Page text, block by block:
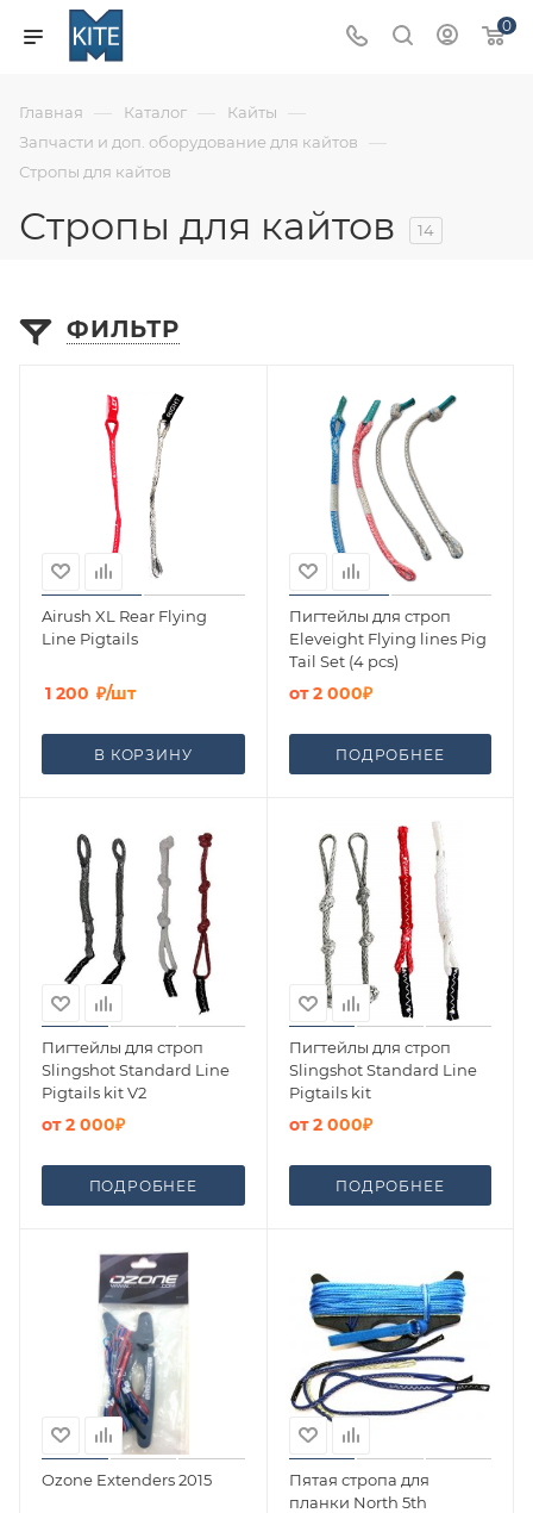
0
Главная — Каталог — Кайты —
Запчасти и доп. оборудование для кайтов —
Стропы для кайтов
Стропы для кайтов 14
ФИЛЬТР
Airush XL Rear Flying
Line Pigtails
1 200 ₽/шт
В КОРЗИНУ
Пигтейлы для строп
Eleveight Flying lines Pig
Tail Set (4 pcs)
от2 000₽
ПОДРОБНЕЕ
Пигтейлы для строп
Slingshot Standard Line
Pigtails kit V2
от2 000₽
ПОДРОБНЕЕ
Пигтейлы для строп
Slingshot Standard Line
Pigtails kit
от2 000₽
ПОДРОБНЕЕ
Ozone Extenders 2015
Пятая стропа для
планки North 5th